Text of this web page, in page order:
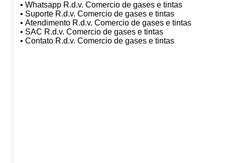
• Whatsapp R.d.v. Comercio de gases e tintas
• Suporte R.d.v. Comercio de gases e tintas
• Atendimento R.d.v. Comercio de gases e tintas
• SAC R.d.v. Comercio de gases e tintas
• Contato R.d.v. Comercio de gases e tintas